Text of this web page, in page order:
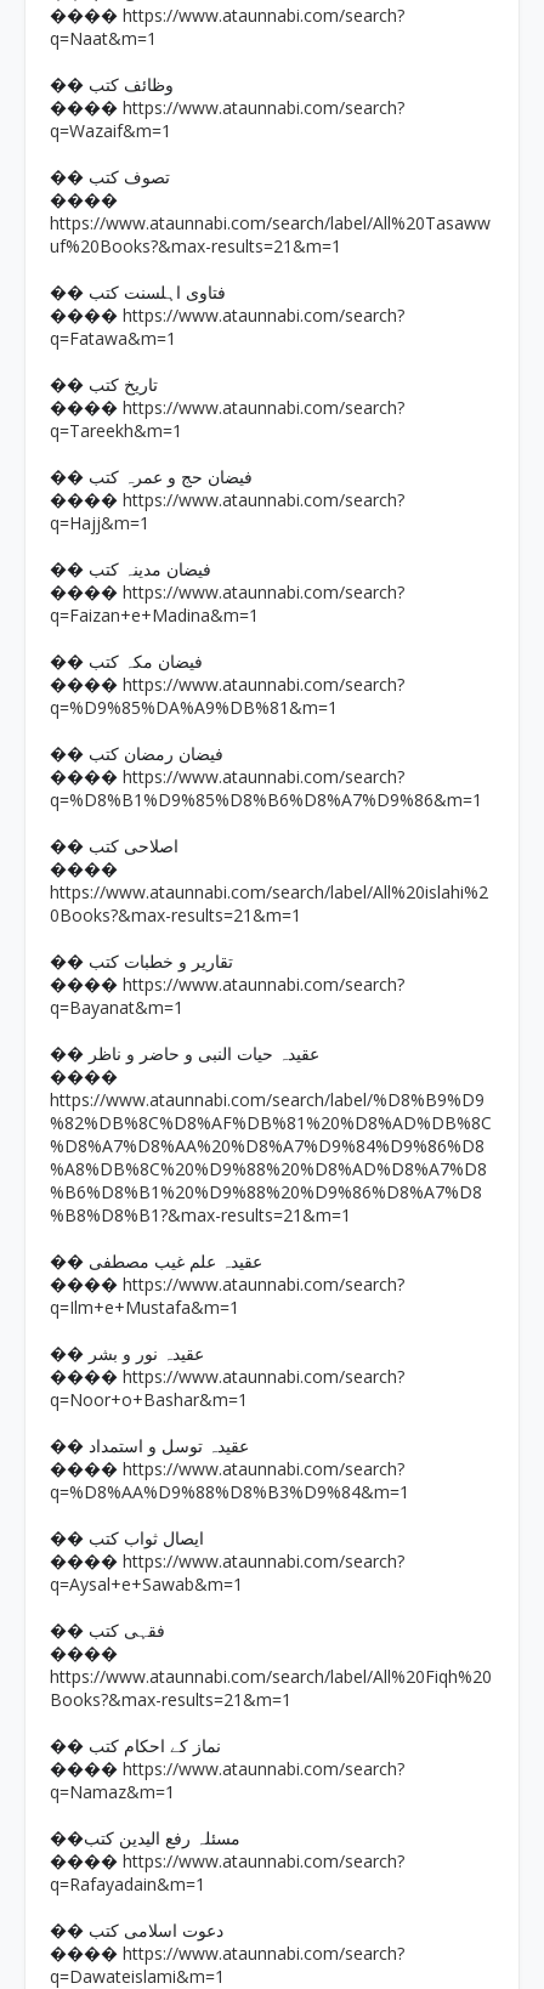
���� https://www.ataunnabi.com/search?
q=Naat&m=1
�� وظائف کتب
���� https://www.ataunnabi.com/search?
q=Wazaif&m=1
�� تصوف کتب
����
https://www.ataunnabi.com/search/label/All%20Tasaww
uf%20Books?&max-results=21&m=1
�� فتاوی اہلسنت کتب
���� https://www.ataunnabi.com/search?
q=Fatawa&m=1
�� تاریخ کتب
���� https://www.ataunnabi.com/search?
q=Tareekh&m=1
�� فیضان حج و عمرہ کتب
���� https://www.ataunnabi.com/search?
q=Hajj&m=1
�� فیضان مدینہ کتب
���� https://www.ataunnabi.com/search?
q=Faizan+e+Madina&m=1
�� فیضان مکہ کتب
���� https://www.ataunnabi.com/search?
q=%D9%85%DA%A9%DB%81&m=1
�� فیضان رمضان کتب
���� https://www.ataunnabi.com/search?
q=%D8%B1%D9%85%D8%B6%D8%A7%D9%86&m=1
�� اصلاحی کتب
����
https://www.ataunnabi.com/search/label/All%20islahi%2
0Books?&max-results=21&m=1
�� تقاریر و خطبات کتب
���� https://www.ataunnabi.com/search?
q=Bayanat&m=1
�� عقیدہ حیات النبی و حاضر و ناظر
����
https://www.ataunnabi.com/search/label/%D8%B9%D9
%82%DB%8C%D8%AF%DB%81%20%D8%AD%DB%8C
%D8%A7%D8%AA%20%D8%A7%D9%84%D9%86%D8
%A8%DB%8C%20%D9%88%20%D8%AD%D8%A7%D8
%B6%D8%B1%20%D9%88%20%D9%86%D8%A7%D8
%B8%D8%B1?&max-results=21&m=1
�� عقیدہ علم غیب مصطفی
���� https://www.ataunnabi.com/search?
q=Ilm+e+Mustafa&m=1
�� عقیدہ نور و بشر
���� https://www.ataunnabi.com/search?
q=Noor+o+Bashar&m=1
�� عقیدہ توسل و استمداد
���� https://www.ataunnabi.com/search?
q=%D8%AA%D9%88%D8%B3%D9%84&m=1
�� ایصال ثواب کتب
���� https://www.ataunnabi.com/search?
q=Aysal+e+Sawab&m=1
�� فقہی کتب
����
https://www.ataunnabi.com/search/label/All%20Fiqh%20
Books?&max-results=21&m=1
�� نماز کے احکام کتب
���� https://www.ataunnabi.com/search?
q=Namaz&m=1
��مسئلہ رفع الیدین کتب
���� https://www.ataunnabi.com/search?
q=Rafayadain&m=1
�� دعوت اسلامی کتب
���� https://www.ataunnabi.com/search?
q=Dawateislami&m=1